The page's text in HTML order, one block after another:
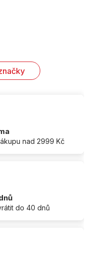
nad 2999 Kč
do 40 dnů